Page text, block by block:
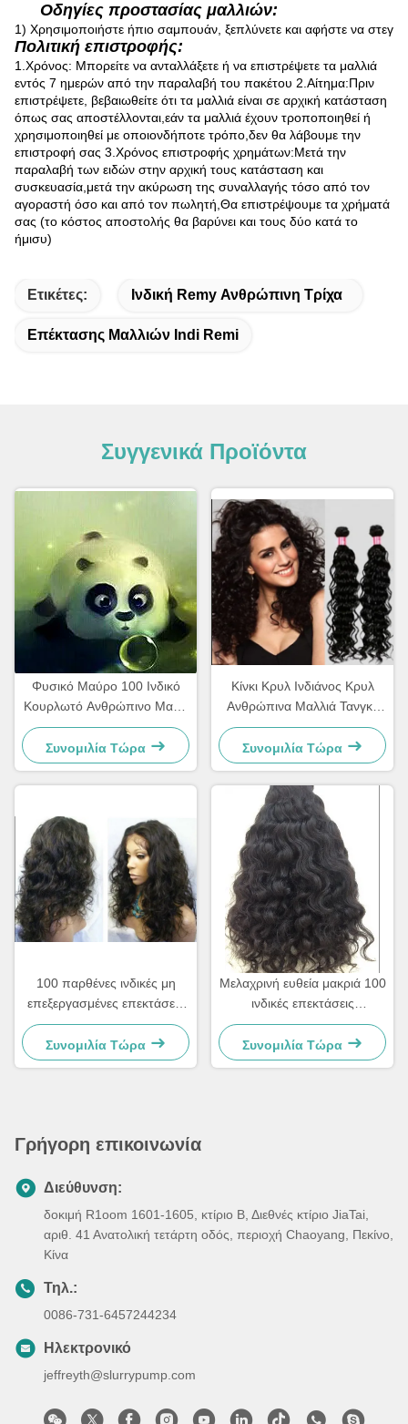
Οδηγίες προστασίας μαλλιών:
1) Χρησιμοποιήστε ήπιο σαμπουάν, ξεπλύνετε και αφήστε να
Πολιτική επιστροφής:
1.Χρόνος: Μπορείτε να ανταλλάξετε ή να επιστρέψετε τα μαλλιά
εντός 7 ημερών από την παραλαβή του πακέτου 2.Αίτημα:Πριν
επιστρέψετε, βεβαιωθείτε ότι τα μαλλιά είναι σε αρχική κατάσταση
όπως σας αποστέλλονται,εάν τα μαλλιά έχουν τροποποιηθεί ή
χρησιμοποιηθεί με οποιονδήποτε τρόπο,δεν θα λάβουμε την
επιστροφή σας 3.Χρόνος επιστροφής χρημάτων:Μετά την
παραλαβή των ειδών στην αρχική τους κατάσταση και
συσκευασία,μετά την ακύρωση της συναλλαγής τόσο από τον
αγοραστή όσο και από τον πωλητή,Θα επιστρέψουμε τα χρήματά
σας (το κόστος αποστολής θα βαρύνει και τους δύο κατά το
ήμισυ)
Ετικέτες: Ινδική Remy Ανθρώπινη Τρίχα
Επέκτασης Μαλλιών Indi Remi
Συγγενικά Προϊόντα
Φυσικό Μαύρο 100 Ινδικό
Κουρλωτό Ανθρώπινο Μαλλί
14 " - 28 ", Κινκ Κουρλωτό
Ανθρώπινο Μαλλί1111
Συνομιλία Τώρα
Κίνκι Κρυλ Ινδιάνος Κρυλ
Ανθρώπινα Μαλλιά Τανγκλ
Απαλλαγμένα 14 ίντσες
Μαύρο
Συνομιλία Τώρα
100 παρθένες ινδικές μη
επεξεργασμένες επεκτάσεις
ανθρώπινων μαλλιών, Body
Wave Human Hair Tangle
Free OEM
Συνομιλία Τώρα
Μελαχρινή ευθεία μακριά 100
ινδικές επεκτάσεις
ανθρώπινης τρίχας κομψή με
προσαρμοσμένο χρώμα
Συνομιλία Τώρα
Γρήγορη επικοινωνία
Διεύθυνση:
δοκιμή R1oom 1601-1605, κτίριο Β, Διεθνές κτίριο JiaTai,
αριθ. 41 Ανατολική τετάρτη οδός, περιοχή Chaoyang, Πεκίνο,
Κίνα
Τηλ.:
0086-731-6457244234
Ηλεκτρονικό
jeffreyth@slurrypump.com